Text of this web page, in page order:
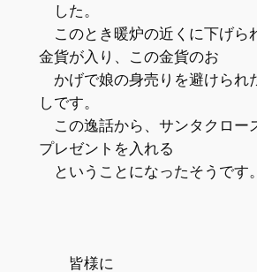
した。
このとき暖炉の近くに下げら
金貨が入り、この金貨のお
かげで娘の身売りを避けられ
しです。
この逸話から、サンタクロー
プレゼントを入れる
ということになったそうです。
皆様に